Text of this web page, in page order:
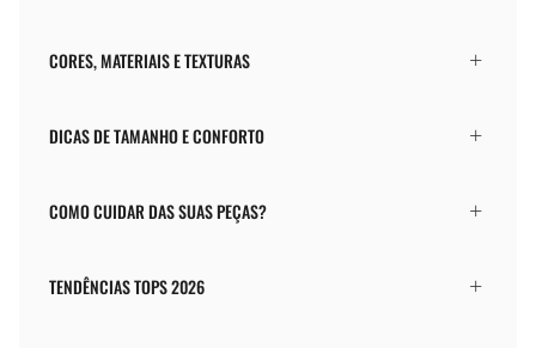
CORES, MATERIAIS E TEXTURAS
DICAS DE TAMANHO E CONFORTO
COMO CUIDAR DAS SUAS PEÇAS?
TENDÊNCIAS TOPS 2026